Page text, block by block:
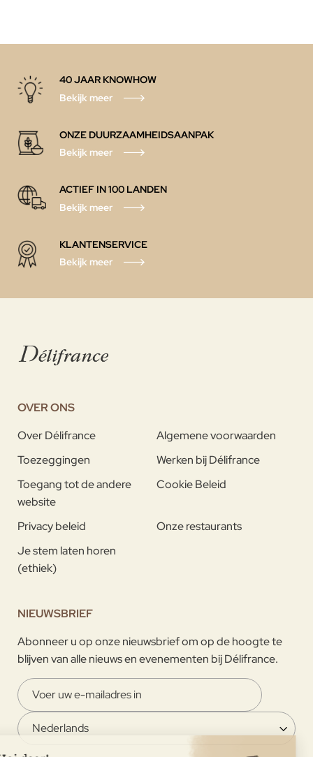
40 JAAR KNOWHOW
Bekijk meer
ONZE DUURZAAMHEIDSAANPAK
Bekijk meer
ACTIEF IN 100 LANDEN
Bekijk meer
KLANTENSERVICE
Bekijk meer
OVER ONS
Over Délifrance
Algemene voorwaarden
Toezeggingen
Werken bij Délifrance
Toegang tot de andere
website
Cookie Beleid
Privacy beleid
Onze restaurants
Je stem laten horen
(ethiek)
NIEUWSBRIEF
Abonneer u op onze nieuwsbrief om op de hoogte te
blijven van alle nieuws en evenementen bij Délifrance.